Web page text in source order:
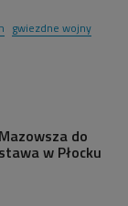
gwiezdne wojny
do
w Płocku